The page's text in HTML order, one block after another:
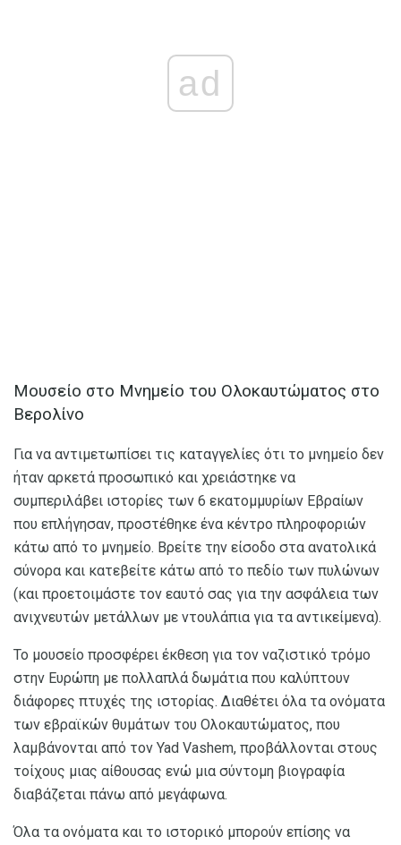
ad
Μουσείο στο Μνημείο του Ολοκαυτώματος στο
Βερολίνο
Για να αντιμετωπίσει τις καταγγελίες ότι το μνημείο δεν
ήταν αρκετά προσωπικό και χρειάστηκε να
συμπεριλάβει ιστορίες των 6 εκατομμυρίων Εβραίων
που επλήγησαν, προστέθηκε ένα κέντρο πληροφοριών
κάτω από το μνημείο. Βρείτε την είσοδο στα ανατολικά
σύνορα και κατεβείτε κάτω από το πεδίο των πυλώνων
(και προετοιμάστε τον εαυτό σας για την ασφάλεια των
ανιχνευτών μετάλλων με ντουλάπια για τα αντικείμενα).
Το μουσείο προσφέρει έκθεση για τον ναζιστικό τρόμο
στην Ευρώπη με πολλαπλά δωμάτια που καλύπτουν
διάφορες πτυχές της ιστορίας. Διαθέτει όλα τα ονόματα
των εβραϊκών θυμάτων του Ολοκαυτώματος, που
λαμβάνονται από τον Yad Vashem, προβάλλονται στους
τοίχους μιας αίθουσας ενώ μια σύντομη βιογραφία
διαβάζεται πάνω από μεγάφωνα.
Όλα τα ονόματα και το ιστορικό μπορούν επίσης να